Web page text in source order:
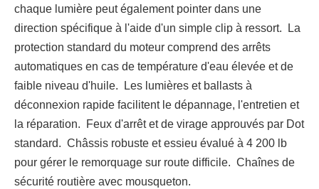
chaque lumière peut également pointer dans une
direction spécifique à l'aide d'un simple clip à ressort. La
protection standard du moteur comprend des arrêts
automatiques en cas de température d'eau élevée et de
faible niveau d'huile. Les lumières et ballasts à
déconnexion rapide facilitent le dépannage, l'entretien et
la réparation. Feux d'arrêt et de virage approuvés par Dot
standard. Châssis robuste et essieu évalué à 4 200 lb
pour gérer le remorquage sur route difficile. Chaînes de
sécurité routière avec mousqueton.